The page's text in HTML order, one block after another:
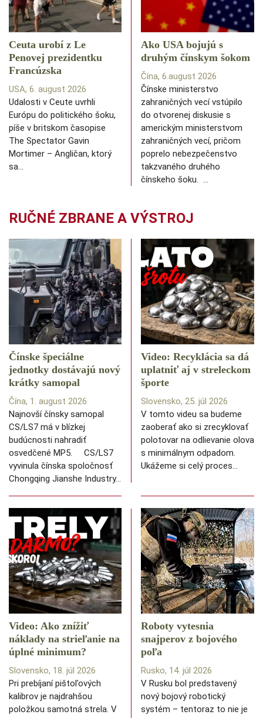
Ceuta urobí z Le
Penovej prezidentku
Francúzska
USA, 6. august 2026
Udalosti v Ceute uvrhli
Európu do politického šoku,
píše v britskom časopise
The Spectator Gavin
Mortimer – Angličan, ktorý
sa…
Ako USA bojujú s
druhým čínskym šokom
Čína, 6.august 2026
Čínske ministerstvo
zahraničných vecí vstúpilo
do otvorenej diskusie s
americkým ministerstvom
zahraničných vecí, pričom
poprelo nebezpečenstvo
takzvaného druhého
čínskeho šoku. …
RUČNÉ ZBRANE A VÝSTROJ
Čínske špeciálne
jednotky dostávajú nový
krátky samopal
Čína, 1. august 2026
Najnovší čínsky samopal
CS/LS7 má v blízkej
budúcnosti nahradiť
osvedčené MP5. CS/LS7
vyvinula čínska spoločnosť
Chongqing Jianshe Industry…
Video: Recyklácia sa dá
uplatniť aj v streleckom
športe
Slovensko, 25. júl 2026
V tomto videu sa budeme
zaoberať ako si zrecyklovať
polotovar na odlievanie olova
s minimálnym odpadom.
Ukážeme si celý proces…
Video: Ako znížiť
náklady na strieľanie na
úplné minimum?
Slovensko, 18. júl 2026
Pri prebíjaní pištoľových
kalibrov je najdrahšou
položkou samotná strela. V
Roboty vytesnia
snajperov z bojového
poľa
Rusko, 14. júl 2026
V Rusku bol predstavený
nový bojový robotický
systém – tentoraz to nie je